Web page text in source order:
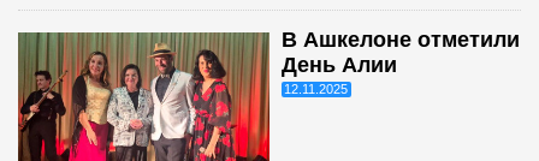
В Ашкелоне отметили
День Алии
12.11.2025